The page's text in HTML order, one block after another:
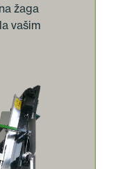
žaga
vašim